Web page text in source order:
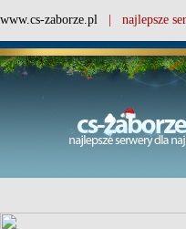
www.cs-zaborze.pl | najlepsze